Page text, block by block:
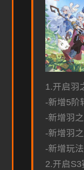
1.开启羽
-新增5阶
-新增羽
-新增羽
-新增玩
2.开启